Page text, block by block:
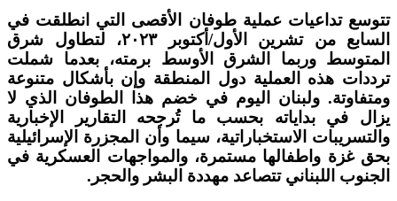
تتوسع تداعيات عملية طوفان الأقصى التي انطلقت في
السابع من تشرين الأول/أكتوبر ٢٠٢٣، لتطاول شرق
المتوسط وربما الشرق الأوسط برمته، بعدما شملت
ترددات هذه العملية دول المنطقة وإن بأشكال متنوعة
ومتفاوتة. ولبنان اليوم في خضم هذا الطوفان الذي لا
يزال في بداياته بحسب ما تُرجحه التقارير الإخبارية
والتسريبات الاستخباراتية، سيما وأن المجزرة الإسرائيلية
بحق غزة واطفالها مستمرة، والمواجهات العسكرية في
الجنوب اللبناني تتصاعد مهددة البشر والحجر.